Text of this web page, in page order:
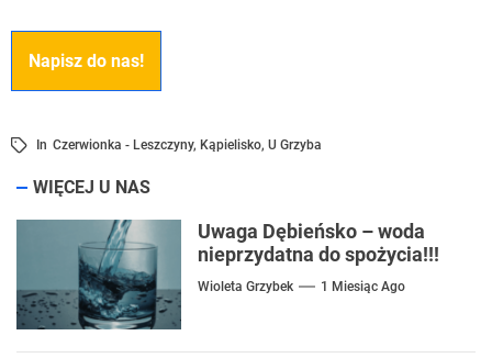
Napisz do nas!
In Czerwionka - Leszczyny, Kąpielisko, U Grzyba
WIĘCEJ U NAS
Uwaga Dębieńsko – woda
nieprzydatna do spożycia!!!
Wioleta Grzybek 1 Miesiąc Ago